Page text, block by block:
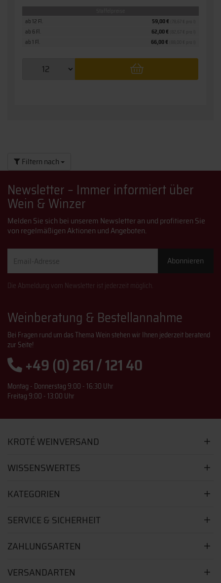
ab 1 Fl. 66,00 €
ab 6 Fl. 62,00 €
ab 12 Fl. 59,00 €
Filtern nach
Newsletter – Immer informiert über
Wein & Winzer
Melden Sie sich bei unserem Newsletter an und profitieren Sie
von regelmäßigen Aktionen und Angeboten.
Adresse
Abonnieren
Die Abmeldung vom Newsletter ist jederzeit möglich.
Weinberatung & Bestellannahme
Bei Fragen rund um das Thema Wein stehen wir Ihnen jederzeit beratend
zur Seite!
+49 (0) 261 / 121 40
Montag - Donnerstag 9:00 - 16:30 Uhr
Freitag 9:00 - 13:00 Uhr
KROTÉ WEINVERSAND
WISSENSWERTES
KATEGORIEN
SERVICE & SICHERHEIT
ZAHLUNGSARTEN
VERSANDARTEN